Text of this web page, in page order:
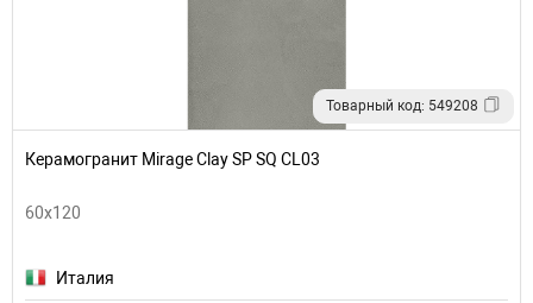
Товарный код: 549208
Керамогранит Mirage Clay SP SQ CL03
60x120
Италия